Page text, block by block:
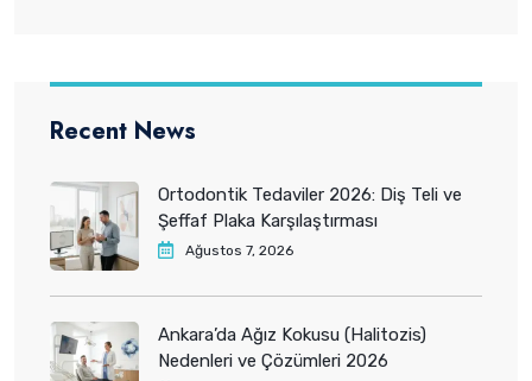
Recent News
Ortodontik Tedaviler 2026: Diş Teli ve
Şeffaf Plaka Karşılaştırması
Ağustos 7, 2026
Ankara’da Ağız Kokusu (Halitozis)
Nedenleri ve Çözümleri 2026